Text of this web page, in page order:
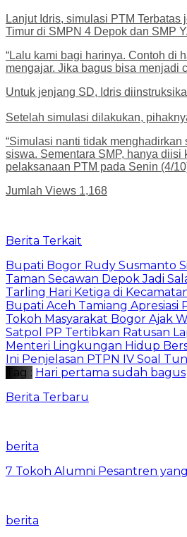
Lanjut Idris, simulasi PTM
Timur di SMPN 4 Depok dan SMP
“Lalu kami bagi harinya. Contoh di
mengajar. Jika bagus bisa menjadi
Untuk jenjang SD, Idris
Setelah simulasi dilakukan,
“Simulasi nanti tidak
siswa. Sementara SMP, hanya
pelaksanaan PTM pada Senin (4/
Jumlah Views 1,168
Berita Terkait
Bupati Bogor Rudy Susmanto
Taman Secawan Depok Jadi
Tarling Hari Ketiga di
Bupati Aceh Tamiang Apresiasi
Tokoh Masyarakat Bogor Ajak
Satpol PP Tertibkan Ratusan
Menteri Lingkungan Hidup
Ini Penjelasan PTPN IV Soal
Tag : Hari pertama sudah bagus
Berita Terbaru
berita
7 Tokoh Alumni Pesantren
berita